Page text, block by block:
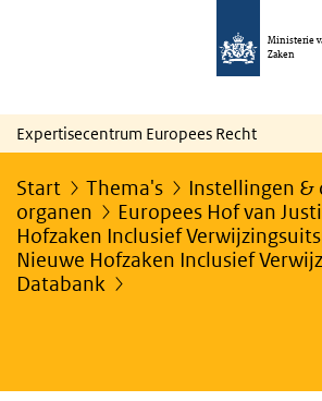
Ministerie
Zaken
Expertisecentrum Europees Recht
Start Thema's
Instellingen &
organen
Europees Hof van
Hofzaken Inclusief
Nieuwe Hofzaken Inclusief
Databank